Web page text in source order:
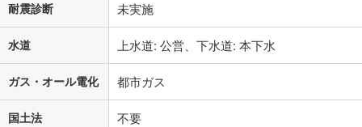
耐震診断 未実施
水道 上水道: 公営、下水道: 本下水
ガス・オール電化 都市ガス
国土法 不要